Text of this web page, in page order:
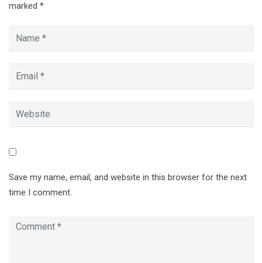
marked *
Save my name, email, and website in this browser for the next
time I comment.